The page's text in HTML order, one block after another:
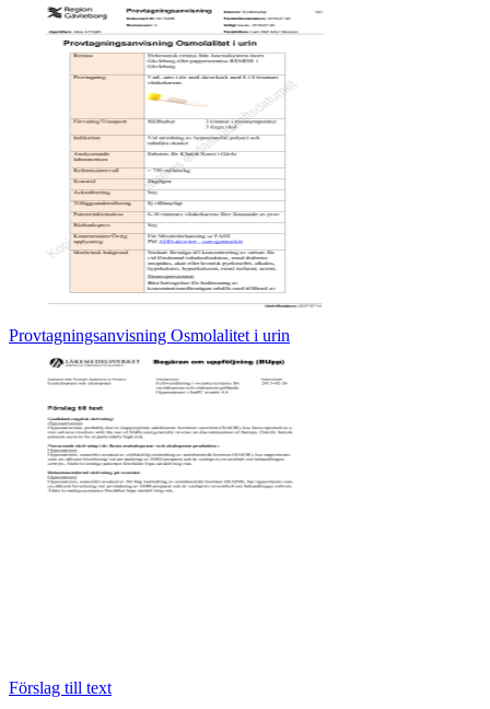
Provtagningsanvisning Osmolalitet i urin
Förslag till text